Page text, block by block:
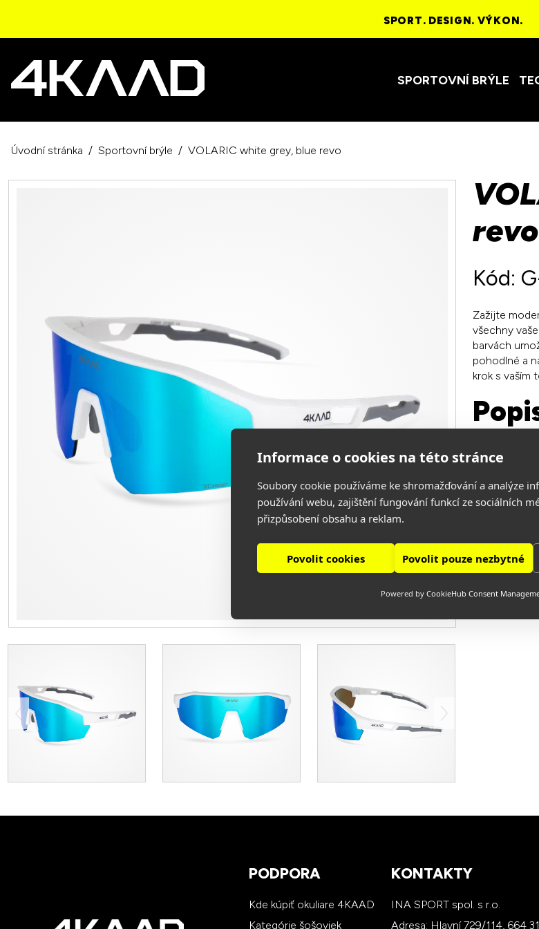
Informace o cookies na této stránce
Soubory cookie používáme ke shromažďování a analýze
používání webu, zajištění fungování funkcí ze sociálních
přizpůsobení obsahu a reklam.
Povolit cookies Povolit pouze nezbytné
Powered by CookieHub Consent
SPORT. DESIGN. VÝKON.
SPORTOVNÍ BRÝLE
Úvodní stránka Sportovní brýle VOLARIC white grey, blue revo
revo
Kód:
Zažijte
všechny
barvách
pohodlné a
krok s vaším
100%
Číst více
PODPORA
Kde kúpiť okuliare 4KAAD
Kategórie šošoviek
KONTAKTY
INA SPORT spol. s r.o.
Adresa: Hlavní 729/114, 664